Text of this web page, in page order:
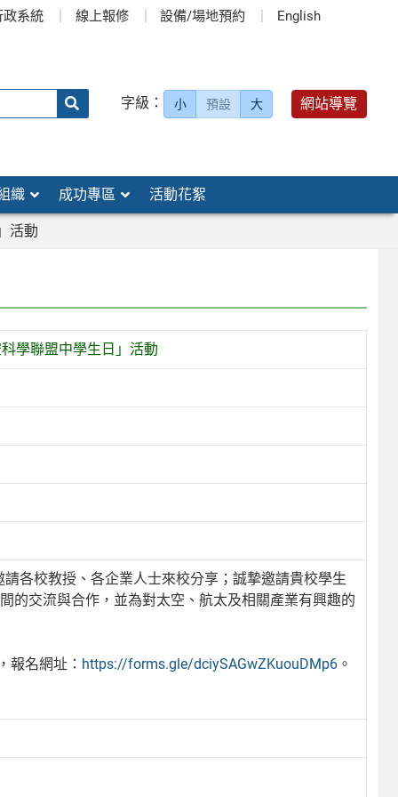
政系統 線上報修 設備/場地預約 English
字級： 小 預設 大 網站導覽
織 成功專區 活動花絮
活動
學聯盟中學生日」活動
各校教授、各企業人士來校分享；誠摯邀請貴校學生
的交流與合作，並為對太空、航太及相關產業有興趣的
報名網址： https://forms.gle/dciySAGwZKuouDMp6 。